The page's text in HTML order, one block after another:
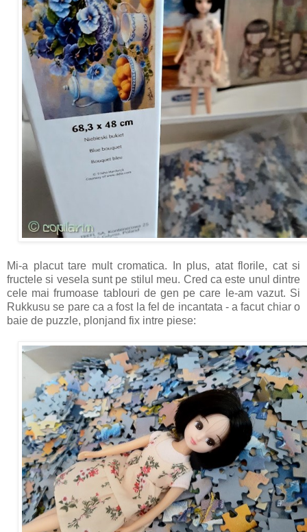
Mi-a placut tare mult cromatica. In plus, atat florile, cat si
fructele si vesela sunt pe stilul meu. Cred ca este unul dintre
cele mai frumoase tablouri de gen pe care le-am vazut. Si
Rukkusu se pare ca a fost la fel de incantata - a facut chiar o
baie de puzzle, plonjand fix intre piese: